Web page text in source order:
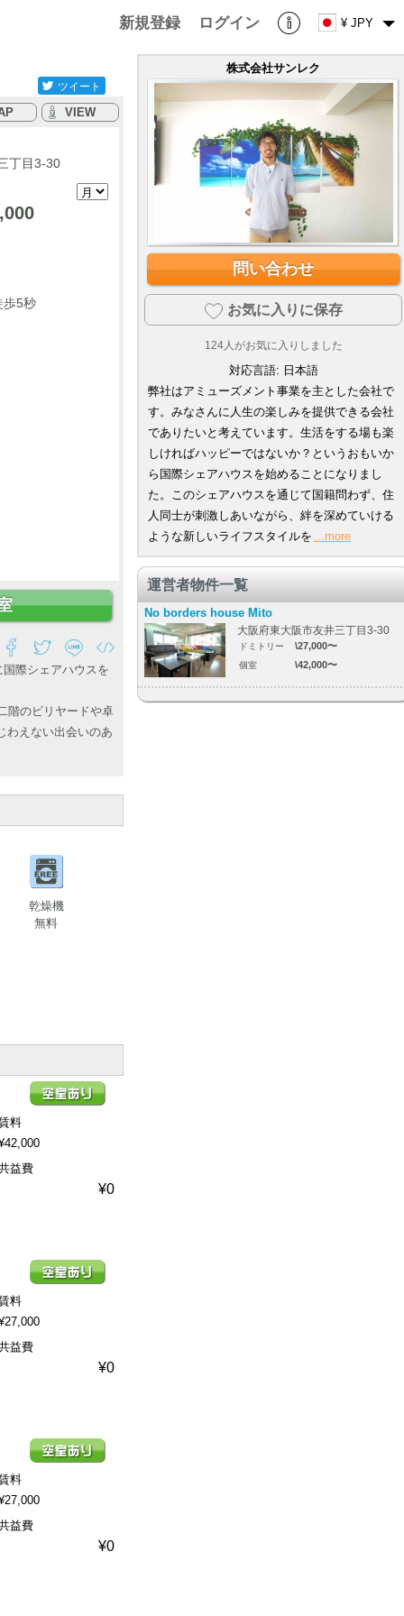
新規登録 ログイン ¥ JPY
ツイート
VIEW
丁目3-30
歩5秒
際シェアハウスを
階のビリヤードや卓
わえない出会いのあ
乾燥機
無料
料
益費
¥0
料
益費
¥0
料
益費
¥0
株式会社サンレク
問い合わせ
お気に入りに保存
124人がお気に入りしました
対応言語: 日本語
弊社はアミューズメント事業を主とした会社で
す。みなさんに人生の楽しみを提供できる会社
でありたいと考えています。生活をする場も楽
しければハッピーではないか？というおもいか
ら国際シェアハウスを始めることになりまし
た。このシェアハウスを通じて国籍問わず、住
人同士が刺激しあいながら、絆を深めていける
ような新しいライフスタイルを ...more
運営者物件一覧
No borders house Mito
大阪府東大阪市友井三丁目3-30
ドミトリー \27,000〜
個室 \42,000〜